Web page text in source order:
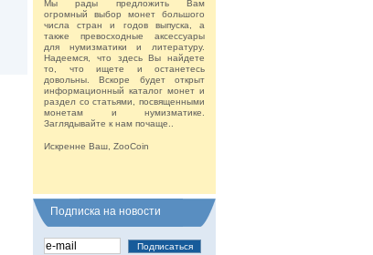
Мы рады предложить Вам
огромный выбор монет большого
числа стран и годов выпуска, а
также превосходные аксессуары
для нумизматики и литературу.
Надеемся, что здесь Вы найдете
то, что ищете и останетесь
довольны. Вскоре будет открыт
информационный каталог монет и
раздел со статьями, посвященными
монетам и нумизматике.
Заглядывайте к нам почаще..
Искренне Ваш, ZooCoin
Подписка на новости